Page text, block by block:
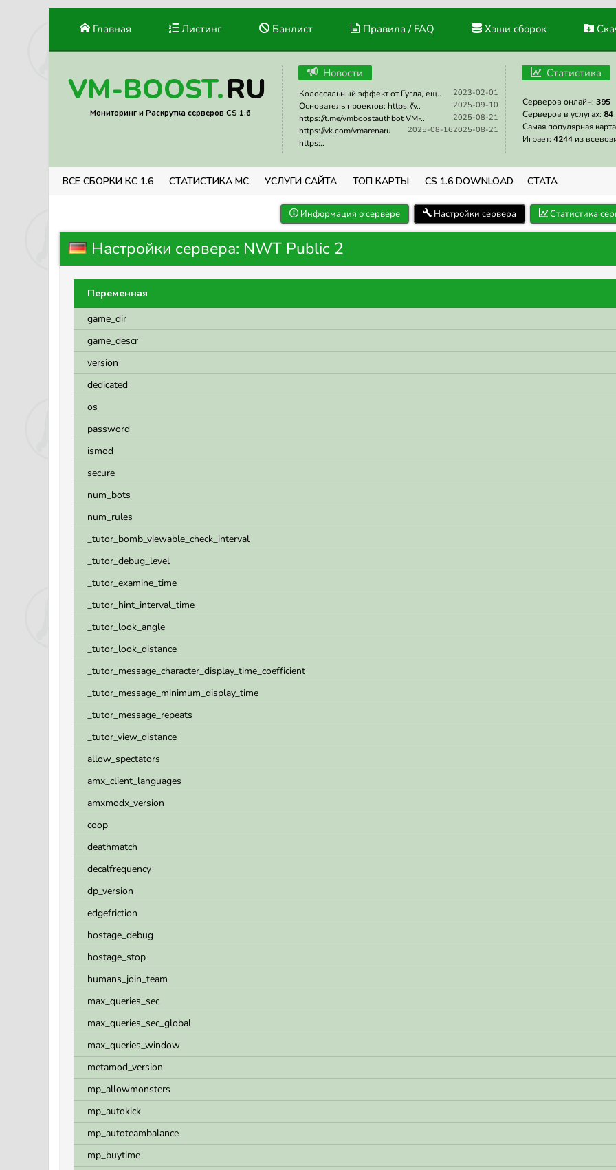
Главная Листинг Банлист Правила / FAQ Хэши сборок
VM-BOOST.RU
Мониторинг и Раскрутка серверов CS 1.6
Новости
2023-02-01
Колоссальный эффект от Гугла, ещ..
2025-09-10
Основатель проектов: https://v..
2025-08-21
https://t.me/vmboostauthbot VM-..
2025-08-21
2025-08-16
https://vk.com/vmarenaru
https:..
Статистика
Серверов онлайн: 395
Серверов в услугах: 84
Самая популярная
Играет: 4244 из
ВСЕ СБОРКИ КС 1.6 СТАТИСТИКА МС УСЛУГИ САЙТА ТОП КАРТЫ CS 1.6 DOWNLOAD СТАТА
Информация о сервере Настройки сервера Статистика
Настройки сервера: NWT Public 2
Переменная
game_dir
game_descr
version
dedicated
os
password
ismod
secure
num_bots
num_rules
_tutor_bomb_viewable_check_interval
_tutor_debug_level
_tutor_examine_time
_tutor_hint_interval_time
_tutor_look_angle
_tutor_look_distance
_tutor_message_character_display_time_coefficient
_tutor_message_minimum_display_time
_tutor_message_repeats
_tutor_view_distance
allow_spectators
amx_client_languages
amxmodx_version
coop
deathmatch
decalfrequency
dp_version
edgefriction
hostage_debug
hostage_stop
humans_join_team
max_queries_sec
max_queries_sec_global
max_queries_window
metamod_version
mp_allowmonsters
mp_autokick
mp_autoteambalance
mp_buytime